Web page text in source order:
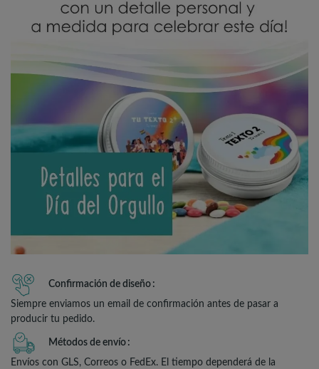
Confirmación de diseño
Siempre enviamos un email de confirmación antes de pasar a
producir tu pedido.
Métodos de envío
Envíos con GLS, Correos o FedEx. El tiempo dependerá de la